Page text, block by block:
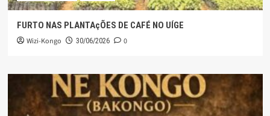
FURTO NAS PLANTAçÕES DE CAFÉ NO UÍGE
Wizi-Kongo 30/06/2026 0